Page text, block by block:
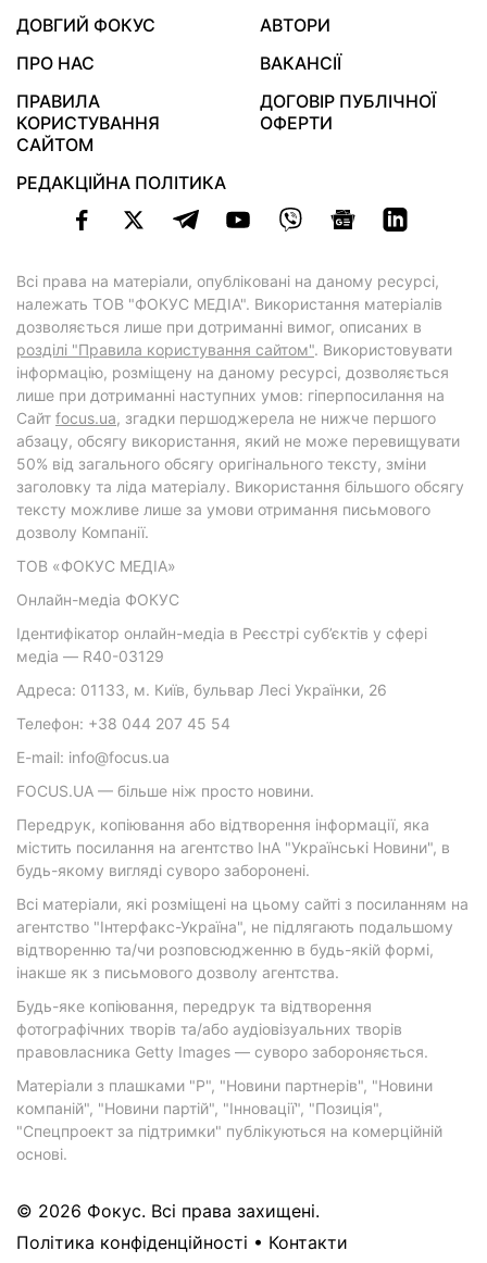
ДОВГИЙ ФОКУС
АВТОРИ
ПРО НАС
ВАКАНСІЇ
ПРАВИЛА
КОРИСТУВАННЯ
САЙТОМ
ДОГОВІР ПУБЛІЧНОЇ
ОФЕРТИ
РЕДАКЦІЙНА ПОЛІТИКА
Всі права на матеріали, опубліковані на даному ресурсі,
належать ТОВ "ФОКУС МЕДІА". Використання матеріалів
дозволяється лише при дотриманні вимог, описаних в
розділі "Правила користування сайтом". Використовувати
інформацію, розміщену на даному ресурсі, дозволяється
лише при дотриманні наступних умов: гіперпосилання на
Cайт focus.ua, згадки першоджерела не нижче першого
абзацу, обсягу використання, який не може перевищувати
50% від загального обсягу оригінального тексту, зміни
заголовку та ліда матеріалу. Використання більшого обсягу
тексту можливе лише за умови отримання письмового
дозволу Компанії.
ТОВ «ФОКУС МЕДІА»
Онлайн-медіа ФОКУС
Ідентифікатор онлайн-медіа в Реєстрі суб’єктів у сфері
медіа — R40-03129
Адреса: 01133, м. Київ, бульвар Лесі Українки, 26
Телефон: +38 044 207 45 54
E-mail: info@focus.ua
FOCUS.UA — більше ніж просто новини.
Передрук, копіювання або відтворення інформації, яка
містить посилання на агентство ІнА "Українські Новини", в
будь-якому вигляді суворо заборонені.
Всі матеріали, які розміщені на цьому сайті з посиланням на
агентство "Інтерфакс-Україна", не підлягають подальшому
відтворенню та/чи розповсюдженню в будь-якій формі,
інакше як з письмового дозволу агентства.
Будь-яке копіювання, передрук та відтворення
фотографічних творів та/або аудіовізуальних творів
правовласника Getty Images — суворо забороняється.
Матеріали з плашками "Р", "Новини партнерів", "Новини
компаній", "Новини партій", "Інновації", "Позиція",
"Спецпроект за підтримки" публікуються на комерційній
основі.
© 2026 Фокус. Всі права захищені.
Політика конфіденційності • Контакти